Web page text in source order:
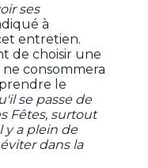
ses
à
entretien.
de choisir une
consommera
le
se passe de
Fêtes, surtout
y a plein de
dans la